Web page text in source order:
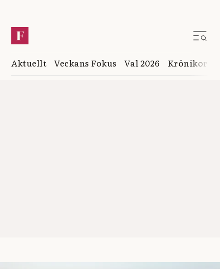
Aktuellt Veckans Fokus Val 2026 Krönikor